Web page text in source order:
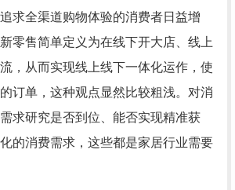
全渠道购物体验的消费者日益增
零售简单定义为在线下开大店、线上
，从而实现线上线下一体化运作，使
订单，这种观点显然比较粗浅。对消
求研究是否到位、能否实现精准获
的消费需求，这些都是家居行业需要